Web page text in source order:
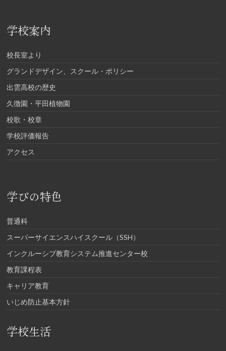
学校案内
校長室より
グランドデザイン、スクール・ポリシー
出雲高校の歴史
久徴園・平田植物園
校歌・校章
学校評価報告
アクセス
学びの特色
普通科
スーパーサイエンスハイスクール（SSH）
インクルーシブ教育システム推進センター校
教育課程表
キャリア教育
いじめ防止基本方針
学校生活